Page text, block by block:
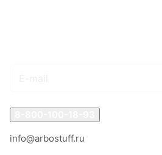
info@arbostuff.ru